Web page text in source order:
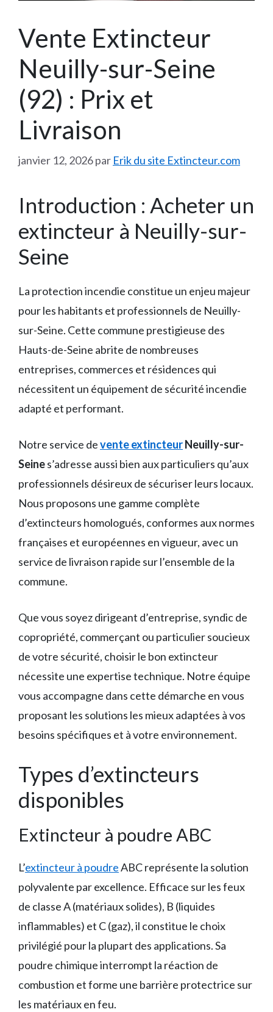
Vente Extincteur
Neuilly-sur-Seine
(92) : Prix et
Livraison
janvier 12, 2026par Erik du site Extincteur.com
Introduction : Acheter un
extincteur à Neuilly-sur-
Seine
La protection incendie constitue un enjeu majeur
pour les habitants et professionnels de Neuilly-
sur-Seine. Cette commune prestigieuse des
Hauts-de-Seine abrite de nombreuses
entreprises, commerces et résidences qui
nécessitent un équipement de sécurité incendie
adapté et performant.
Notre service devente extincteurNeuilly-sur-
Seines’adresse aussi bien aux particuliers qu’aux
professionnels désireux de sécuriser leurs locaux.
Nous proposons une gamme complète
d’extincteurs homologués, conformes aux normes
françaises et européennes en vigueur, avec un
service de livraison rapide sur l’ensemble de la
commune.
Que vous soyez dirigeant d’entreprise, syndic de
copropriété, commerçant ou particulier soucieux
de votre sécurité, choisir le bon extincteur
nécessite une expertise technique. Notre équipe
vous accompagne dans cette démarche en vous
proposant les solutions les mieux adaptées à vos
besoins spécifiques et à votre environnement.
Types d’extincteurs
disponibles
Extincteur à poudre ABC
L’extincteur à poudreABC représente la solution
polyvalente par excellence. Efficace sur les feux
de classe A (matériaux solides), B (liquides
inflammables) et C (gaz), il constitue le choix
privilégié pour la plupart des applications. Sa
poudre chimique interrompt la réaction de
combustion et forme une barrière protectrice sur
les matériaux en feu.